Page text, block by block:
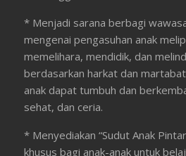
* Menjadi sarana berbagi
mengenai pengasuhan anak
memelihara, mendidik, dan
berdasarkan harkat dan
anak dapat tumbuh dan
sehat, dan ceria.
* Menyediakan “Sudut Anak
khusus bagi anak-anak untuk